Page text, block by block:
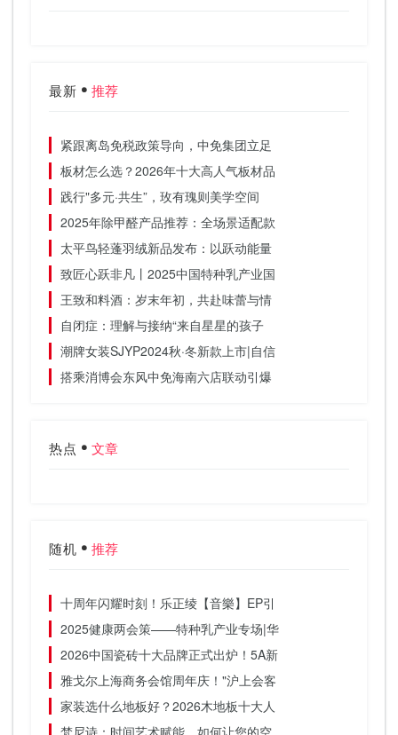
最新 推荐
紧跟离岛免税政策导向，中免集团立足
板材怎么选？2026年十大高人气板材品
践行"多元·共生”，玫有瑰则美学空间
2025年除甲醛产品推荐：全场景适配款
太平鸟轻蓬羽绒新品发布：以跃动能量
致匠心跃非凡丨2025中国特种乳产业国
王致和料酒：岁末年初，共赴味蕾与情
自闭症：理解与接纳“来自星星的孩子
潮牌女装SJYP2024秋·冬新款上市|自信
搭乘消博会东风中免海南六店联动引爆
热点 文章
随机 推荐
十周年闪耀时刻！乐正绫【音樂】EP引
2025健康两会策——特种乳产业专场|华
2026中国瓷砖十大品牌正式出炉！5A新
雅戈尔上海商务会馆周年庆！"沪上会客
家装选什么地板好？2026木地板十大人
梵尼诗：时间艺术赋能，如何让您的空